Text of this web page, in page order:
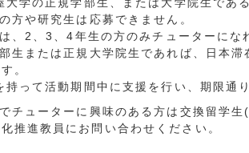
方や研究生は応募できません。
、2、3、4年生の方のみチューターにな
生または正規大学院生であれば、日本
。
って活動期間中に支援を行い、期限通
チューターに興味のある方は交換留学
推進教員にお問い合わせください。